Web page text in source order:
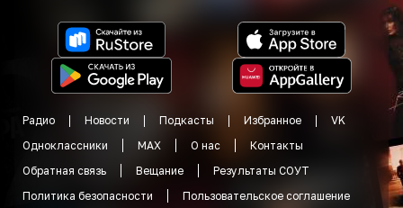
Радио Новости Подкасты Избранное
VK
Одноклассники
MAX О нас
Контакты
Обратная связь
Вещание
Результаты СОУТ
Политика безопасности
Пользовательское соглашение